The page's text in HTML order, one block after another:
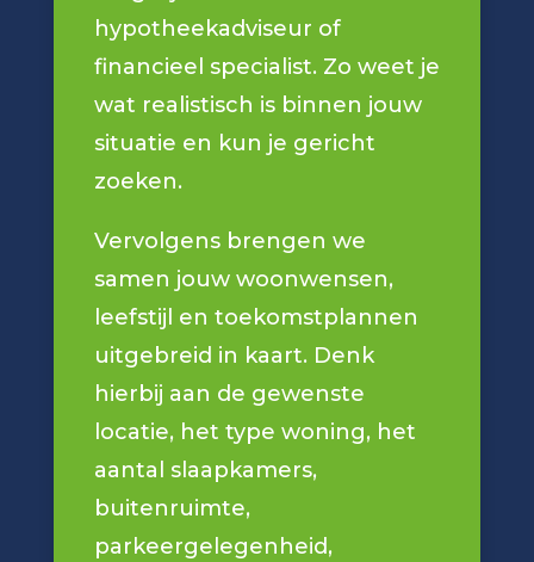
hypotheekadviseur of
financieel specialist. Zo weet je
wat realistisch is binnen jouw
situatie en kun je gericht
zoeken.
Vervolgens brengen we
samen jouw woonwensen,
leefstijl en toekomstplannen
uitgebreid in kaart. Denk
hierbij aan de gewenste
locatie, het type woning, het
aantal slaapkamers,
buitenruimte,
parkeergelegenheid,